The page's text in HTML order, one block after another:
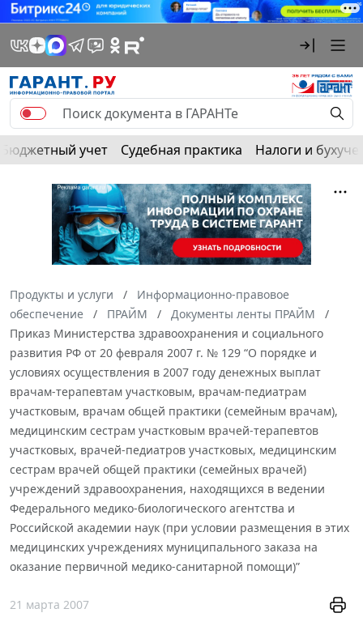
Бюджетный учет Судебная практика Налоги и
Продукты и услуги
Информационно-правовое
обеспечение
ПРАЙМ
Документы ленты ПРАЙМ
Приказ Министерства здравоохранения и социального
развития РФ от 20 февраля 2007 г. № 129 “О порядке и
условиях осуществления в 2007 году денежных выплат
врачам-терапевтам участковым, врачам-педиатрам
участковым, врачам общей практики (семейным врачам),
медицинским сестрам участковым врачей-терапевтов
участковых, врачей-педиатров участковых, медицинским
сестрам врачей общей практики (семейных врачей)
учреждений здравоохранения, находящихся в ведении
Федерального медико-биологического агентства и
Российской академии наук (при условии размещения в этих
медицинских учреждениях муниципального заказа на
оказание первичной медико-санитарной помощи)”
21 марта 2007